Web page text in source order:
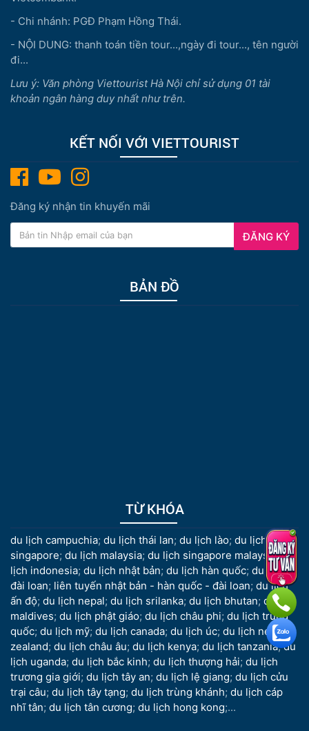
- Chi nhánh: PGĐ Phạm Hồng Thái.
- NỘI DUNG: thanh toán tiền tour...,ngày đi tour..., tên người
đi...
Lưu ý: Văn phòng Viettourist Hà Nội chỉ sử dụng 01 tài
khoản ngân hàng duy nhất như trên.
KẾT NỐI VỚI VIETTOURIST
Đăng ký nhận tin khuyến mãi
ĐĂNG KÝ
BẢN ĐỒ
TỪ KHÓA
du lịch campuchia; du lịch thái lan; du lịch lào; du lịch
singapore; du lịch malaysia; du lịch singapore malaysia;du
lịch indonesia; du lịch nhật bản; du lịch hàn quốc; du lịch
đài loan; liên tuyến nhật bản - hàn quốc - đài loan; du lịch
ấn độ; du lịch nepal; du lịch srilanka; du lịch bhutan; du lịch
maldives; du lịch phật giáo; du lịch châu phi; du lịch trung
quốc; du lịch mỹ; du lịch canada; du lịch úc; du lịch new
zealand; du lịch châu âu; du lịch kenya; du lịch tanzania;du
lịch uganda; du lịch bắc kinh; du lịch thượng hải; du lịch
trương gia giới; du lịch tây an; du lịch lệ giang; du lịch cửu
trại câu; du lịch tây tạng; du lịch trùng khánh; du lịch cáp
nhĩ tân; du lịch tân cương; du lịch hong kong;...